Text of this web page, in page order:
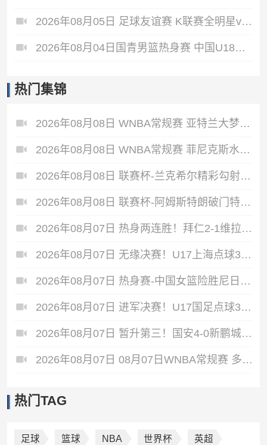
2026年08月05日 足球友谊赛 K联赛全明星vs曼城 全场录像
2026年08月04日国青男篮热身赛 中国U18男篮 - 加拿大大卫·安篮球学院 全场录像
热门集锦
2026年08月08日 WNBA常规赛 亚特兰大梦想 74 - 79 华盛顿神秘人 全场集锦
2026年08月08日 WNBA常规赛 菲尼克斯水星 72 - 75 康涅狄格太阳 全场集锦
2026年08月08日 联赛杯-兰克希尔精彩勾射破门 米德尔斯堡1-0雷克瑟姆
2026年08月08日 联赛杯-阿姆斯特朗破门特林达德建功 狼队3-0维尔港
2026年08月07日 热身两连胜！拜仁2-1维拉 金玟哉戈麦斯破门迪亚斯替补建功
2026年08月07日 无缘决赛！U17上海点球3-4枪手U17 李秋甫、李文博失点王启戎扑点
2026年08月07日 热身赛-中国女篮险胜尼日利亚 张子宇24+11 杨舒予12+6
2026年08月07日 进军决赛！U17国足点球3-1河床U17将战阿森纳 江宇涵替补两扑点
2026年08月07日 暂升第三！国安4-0新鹏城7轮不败 张玉宁传射达万双响法比奥破门
2026年08月07日 08月07日WNBA常规赛 多伦多节奏 83 - 97 波特兰火焰 集锦
热门TAG
足球 篮球 NBA 世界杯 英超